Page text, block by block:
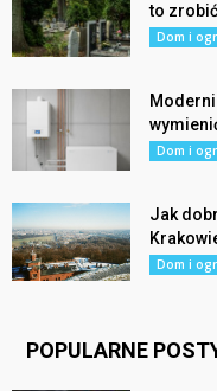
to
Dom i
Dom i
Jak
Dom i
POPULARNE